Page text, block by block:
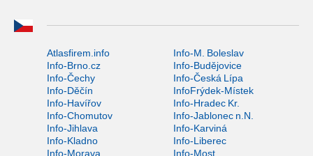
Atlasfirem.info
Info-M. Boleslav
Info-Brno.cz
Info-Budějovice
Info-Čechy
Info-Česká Lípa
Info-Děčín
InfoFrýdek-Místek
Info-Havířov
Info-Hradec Kr.
Info-Chomutov
Info-Jablonec n.N.
Info-Jihlava
Info-Karviná
Info-Kladno
Info-Liberec
Info-Morava
Info-Most